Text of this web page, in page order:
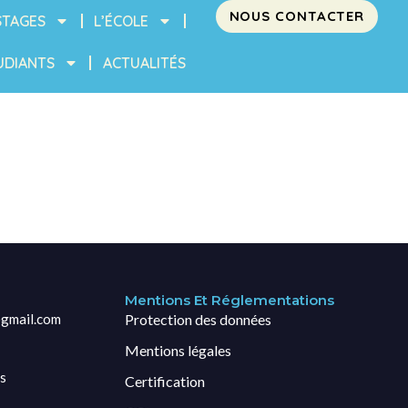
L’ÉCOLE
ACTUALITÉS
NOUS CONTACTER
Mentions Et Réglementations
Protection des données
Mentions légales
Certification